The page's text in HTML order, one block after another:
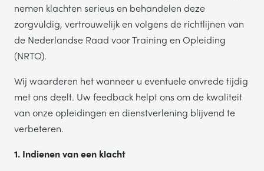
nemen klachten serieus en behandelen deze
zorgvuldig, vertrouwelijk en volgens de richtlijnen van
de Nederlandse Raad voor Training en Opleiding
(NRTO).
Wij waarderen het wanneer u eventuele onvrede tijdig
met ons deelt. Uw feedback helpt ons om de kwaliteit
van onze opleidingen en dienstverlening blijvend te
verbeteren.
1. Indienen van een klacht